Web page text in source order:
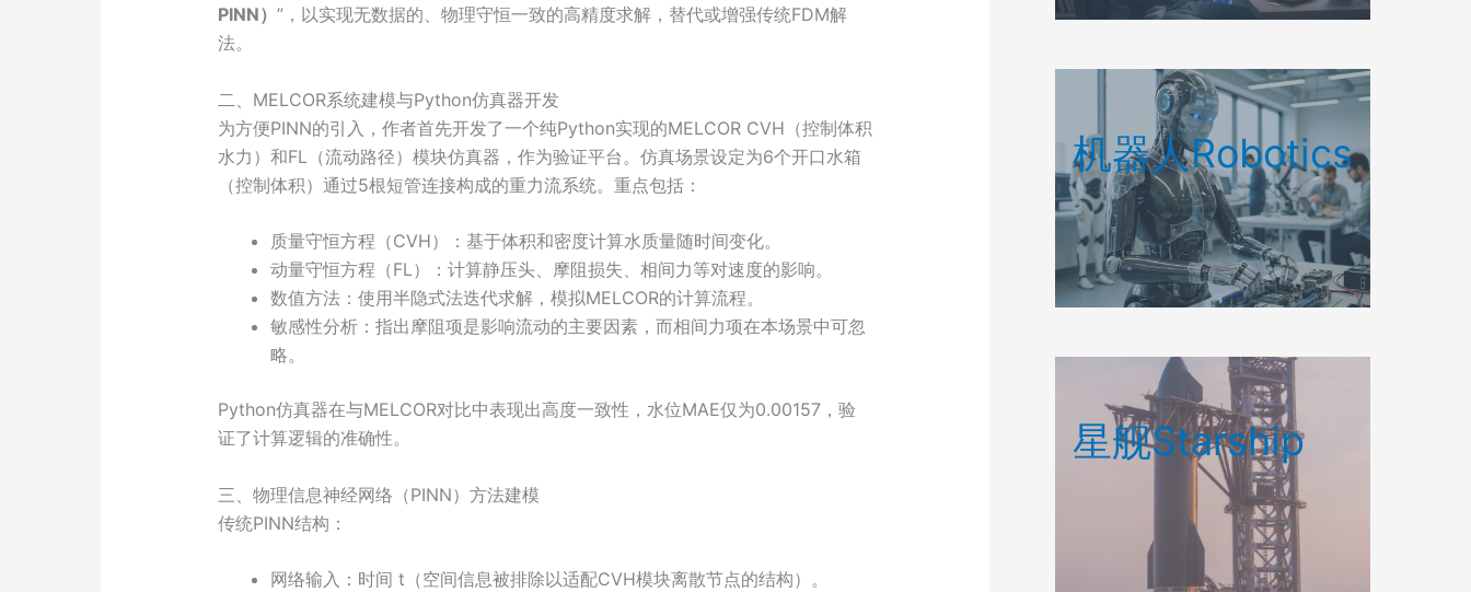
PINN） ”，以实现无数据的、物理守恒一致的高精度求解，替代或增强传统FDM解
法。
二、MELCOR系统建模与Python仿真器开发
为方便PINN的引入，作者首先开发了一个纯Python实现的MELCOR CVH（控制体积
水力）和FL（流动路径）模块仿真器，作为验证平台。仿真场景设定为6个开口水箱
（控制体积）通过5根短管连接构成的重力流系统。重点包括：
质量守恒方程（CVH）：基于体积和密度计算水质量随时间变化。
动量守恒方程（FL）：计算静压头、摩阻损失、相间力等对速度的影响。
数值方法：使用半隐式法迭代求解，模拟MELCOR的计算流程。
敏感性分析：指出摩阻项是影响流动的主要因素，而相间力项在本场景中可忽
略。
Python仿真器在与MELCOR对比中表现出高度一致性，水位MAE仅为0.00157，验
证了计算逻辑的准确性。
三、物理信息神经网络（PINN）方法建模
传统PINN结构：
网络输入：时间 t（空间信息被排除以适配CVH模块离散节点的结构）。
机器人Robotics
星舰Starship